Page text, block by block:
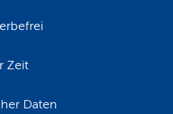
Zeit
Daten